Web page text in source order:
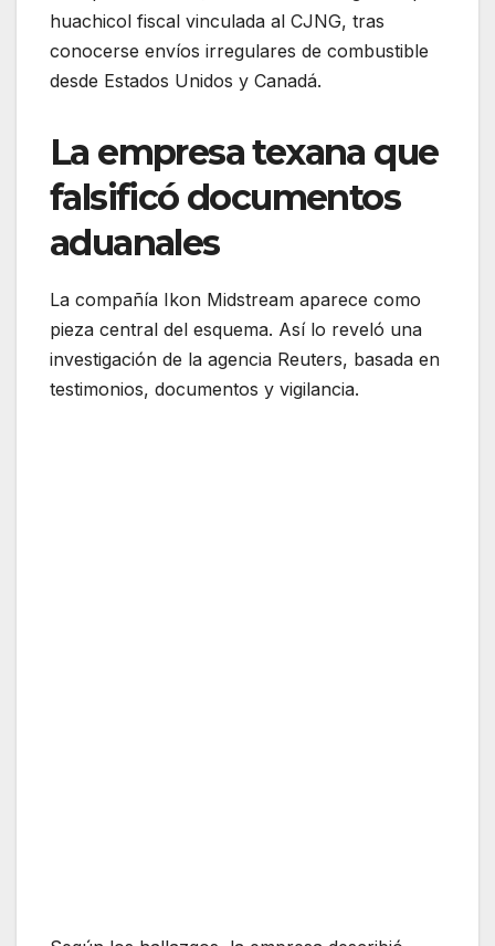
huachicol fiscal vinculada al CJNG, tras
conocerse envíos irregulares de combustible
desde Estados Unidos y Canadá.
La empresa texana que
falsificó documentos
aduanales
La compañía Ikon Midstream aparece como
pieza central del esquema. Así lo reveló una
investigación de la agencia Reuters, basada en
testimonios, documentos y vigilancia.